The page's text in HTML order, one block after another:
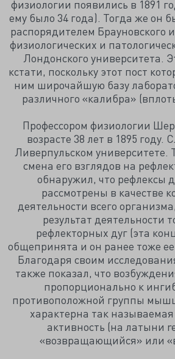
физиологии появились в 1891
ему было 34 года). Тогда же он
распорядителем Брауновского
физиологических и
Лондонского университета.
кстати, поскольку этот пост
ним широчайшую базу
различного «калибра»
Профессором физиологии
возрасте 38 лет в 1895 году.
Ливерпульском
смена его взглядов на
обнаружил, что рефлексы
рассмотрены в качестве
деятельности всего
результат деятельности
рефлекторных дуг (эта
общепринята и он ранее тоже
Благодаря своим
также показал, что
пропорционально к
противоположной группы
характерна так
активность (на латыни
«возвращающийся» или